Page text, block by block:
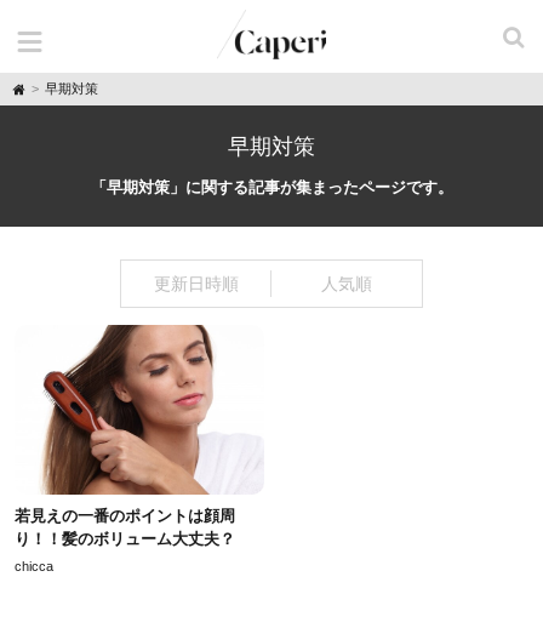
H
o
早期対策
早期対策
「早期対策」に関する記事が集まったページです。
更新日時順 人気順
若見えの一番のポイントは顔周
り！！髪のボリューム大丈夫？
chicca